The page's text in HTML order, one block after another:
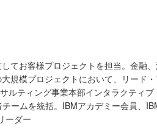
てお客様プロジェクトを担当。金融
規模プロジェクトにおいて、リード
ルティング事業本部インタラクティブ
ームを統括。IBMアカデミー会員、
ーダー